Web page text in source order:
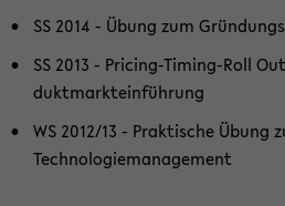
SS 2014 - Übung zum
SS 2013 - Pricing-​Timing-Roll
dukt­markt­ein­füh­rung
WS 2012/13 - Prak­ti­sche Übung
Tech­no­lo­gie­ma­nage­ment